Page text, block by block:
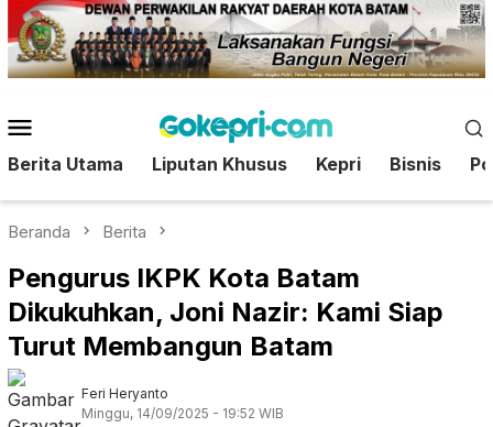
Loncat
ke
konten
Mobile
Berita Utama Liputan Khusus Kepri Bisnis
Beranda Berita
Pengurus IKPK Kota Batam
Dikukuhkan, Joni Nazir: Kami Siap
Turut Membangun Batam
Feri Heryanto
Minggu, 14/09/2025 - 19:52 WIB